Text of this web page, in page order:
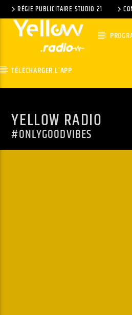
RÉGIE PUBLICITAIRE STUDIO 21
TÉLÉCHARGER L’APP
YELLOW RADIO
#ONLYGOODVIBES